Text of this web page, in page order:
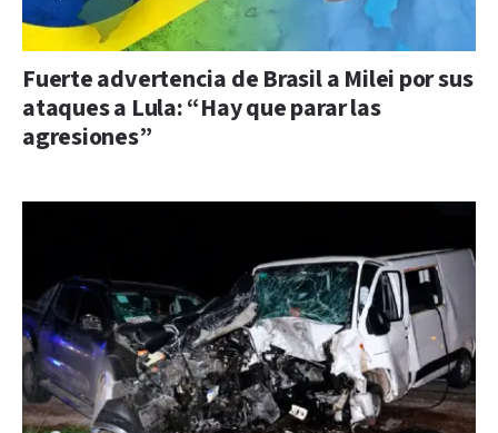
Fuerte advertencia de Brasil a Milei por sus
ataques a Lula: “Hay que parar las
agresiones”